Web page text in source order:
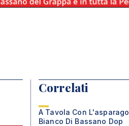
Correlati
A Tavola Con L'asparago
Bianco Di Bassano Dop